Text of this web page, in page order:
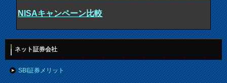
NISAキャンペーン比較
ネット証券会社
SBI証券メリット